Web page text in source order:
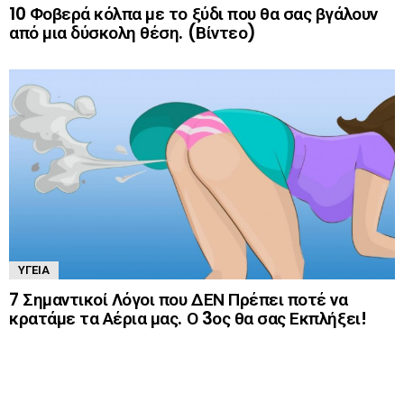
10 Φοβερά κόλπα με το ξύδι που θα σας βγάλουν
από μια δύσκολη θέση. (Βίντεο)
ΥΓΕΊΑ
7 Σημαντικοί Λόγοι που ΔΕΝ Πρέπει ποτέ να
κρατάμε τα Αέρια μας. Ο 3ος θα σας Εκπλήξει!